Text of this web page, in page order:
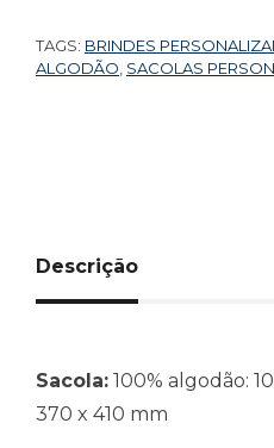
TAGS: BRINDES
ALGODÃO SACOLAS
Descrição
Sacola: 100% algodão:
370 x 410 mm